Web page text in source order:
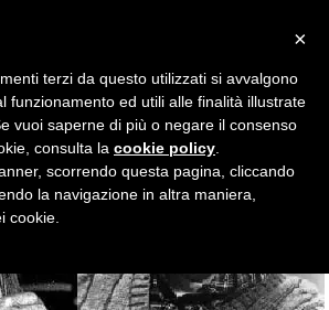
×
terzi da questo utilizzati si avvalgono
funzionamento ed utili alle finalità illustrate
vuoi saperne di più o negare il consenso
consulta la cookie policy
scorrendo questa pagina, cliccando
la navigazione in altra maniera,
cookie.